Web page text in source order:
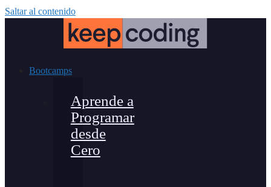
Saltar al contenido
Bootcamps
Aprende a
Programar
desde
Cero